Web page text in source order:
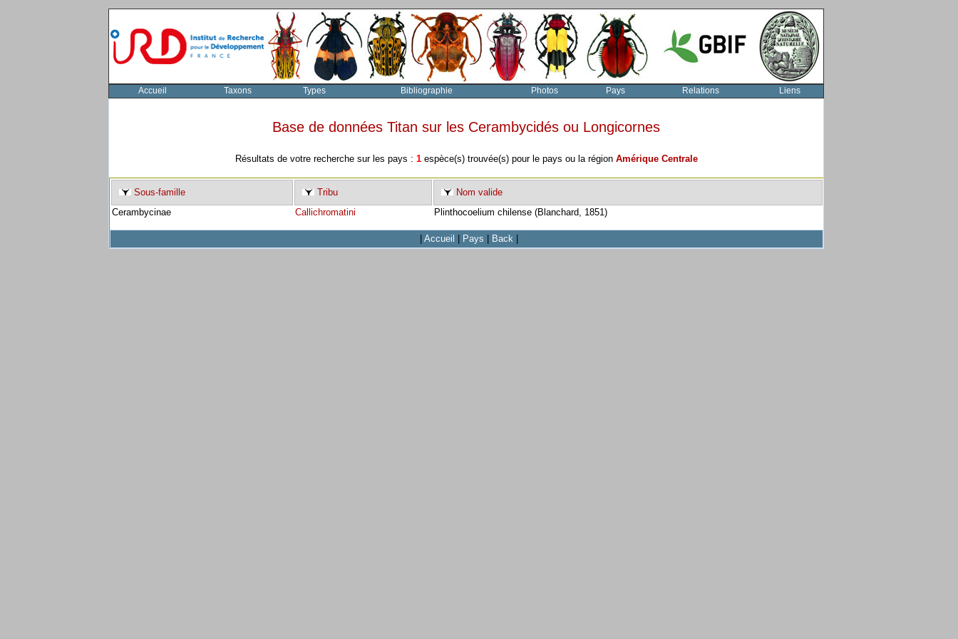
Accueil Taxons Types Bibliographie Photos Pays Relations Liens
Base de données Titan sur les Cerambycidés ou Longicornes
Résultats de votre recherche sur les pays : 1espèce(s) trouvée(s) pour le pays ou la région Amérique Centrale
Sous-famille Tribu
Nom valide
Cerambycinae
Callichromatini Plinthocoelium chilense (Blanchard, 1851)
Accueil Pays Back